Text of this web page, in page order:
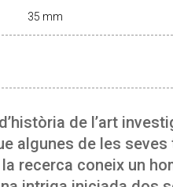
35 mm
de l’art
algunes de les
recerca coneix un